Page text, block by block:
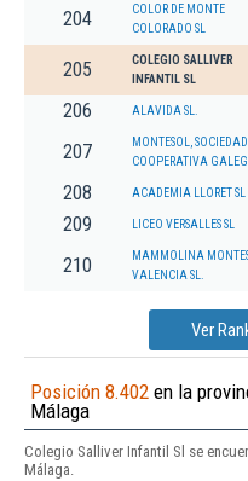
204
COLOR DE MONTE
COLORADO SL
205
COLEGIO SALLIVER
INFANTIL SL
206 ALAVIDA SL.
207
MONTESOL,
COOPERATIVA
208 ACADEMIA LLORET SL
209 LICEO VERSALLES SL
210
MAMMOLINA
VALENCIA SL.
Ver
Posición 8.402 en la
Málaga
Colegio Salliver Infantil Sl se
Málaga.